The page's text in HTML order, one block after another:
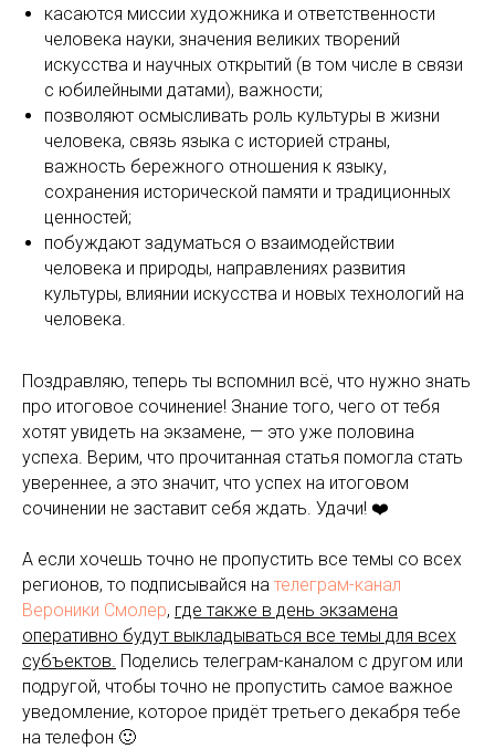
касаются миссии художника и ответственности
человека науки, значения великих творений
искусства и научных открытий (в том числе в связи
с юбилейными датами), важности;
позволяют осмысливать роль культуры в жизни
человека, связь языка с историей страны,
важность бережного отношения к языку,
сохранения исторической памяти и традиционных
ценностей;
побуждают задуматься о взаимодействии
человека и природы, направлениях развития
культуры, влиянии искусства и новых технологий на
человека.
Поздравляю, теперь ты вспомнил всё, что нужно знать
про итоговое сочинение! Знание того, чего от тебя
хотят увидеть на экзамене, — это уже половина
успеха. Верим, что прочитанная статья помогла стать
увереннее, а это значит, что успех на итоговом
сочинении не заставит себя ждать. Удачи! ❤️
А если хочешь точно не пропустить все темы со всех
регионов, то подписывайся на телеграм-канал
Вероники Смолер, где также в день экзамена
оперативно будут выкладываться все темы для всех
субъектов. Поделись телеграм-каналом с другом или
подругой, чтобы точно не пропустить самое важное
уведомление, которое придёт третьего декабря тебе
на телефон 🙂